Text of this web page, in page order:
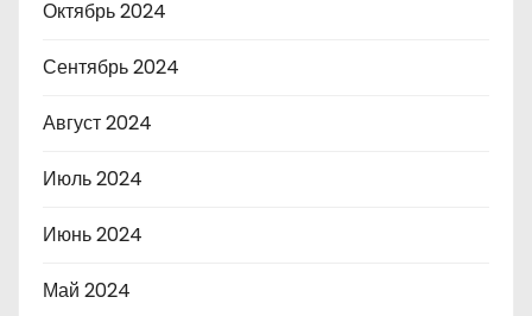
Октябрь 2024
Сентябрь 2024
Август 2024
Июль 2024
Июнь 2024
Май 2024